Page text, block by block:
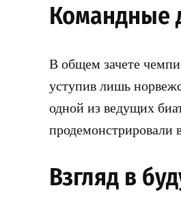
Командные
В общем зачете
уступив лишь
одной из ведущих
продемонстрировали
Взгляд в